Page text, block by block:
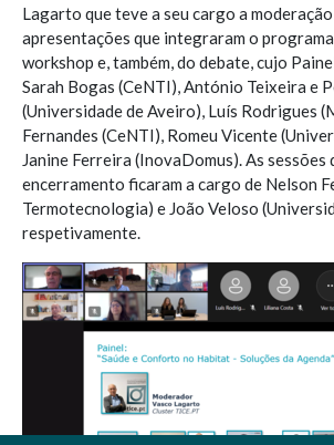
Lagarto que teve a seu cargo a
apresentações que integraram o
workshop e, também, do debate, cujo
Sarah Bogas (CeNTI), António Teixeira e
(Universidade de Aveiro), Luís Rodrigues
Fernandes (CeNTI), Romeu Vicente
Janine Ferreira (InovaDomus). As sessões
encerramento ficaram a cargo de Nelson
Termotecnologia) e João Veloso
respetivamente.